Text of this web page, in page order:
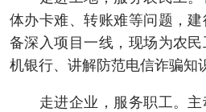
体办卡难、转账难等问题，
备深入项目一线，现场为农
机银行、讲解防范电信诈骗知
走进企业，服务职工。主